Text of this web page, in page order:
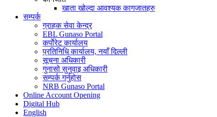
खाता खोल्दा आवश्यक कागजातहरु
सम्पर्क
ग्राहक सेवा केन्द्र
EBL Gunaso Portal
कर्पोरेट कार्यालय
प्रतिनिधि कार्यालय, नयाँ दिल्ली
सूचना अधिकारी
गुनासो सुनुवाइ अधिकारी
सम्पर्क गर्नुहोस
NRB Gunaso Portal
Online Account Opening
Digital Hub
English